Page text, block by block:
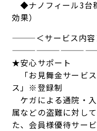
◆ナノフィール3台
効果）
———＜サービス内容
★安心サポート
「お見舞金サービ
ス」※登録制
ケガによる通院・
属などの盗難に対し
た、会員様優待サー